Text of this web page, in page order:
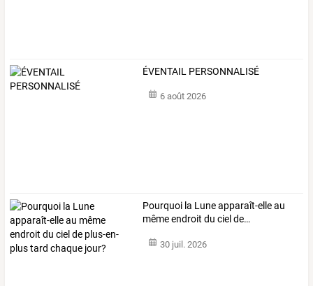
ÉVENTAIL PERSONNALISÉ
6 août 2026
Pourquoi la Luneapparaît-elleau
mêmeendroit du ciel de…
30 juil. 2026